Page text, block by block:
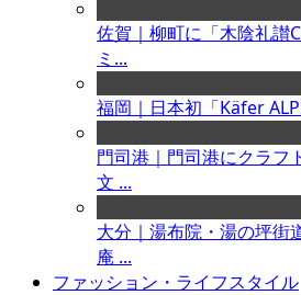
佐賀｜柳町に「木陰礼讃
ミ...
福岡｜日本初「Käfer
門司港｜門司港にクラフ
文 ...
大分｜湯布院・湯の坪街
庵 ...
ファッション・ライフスタイル